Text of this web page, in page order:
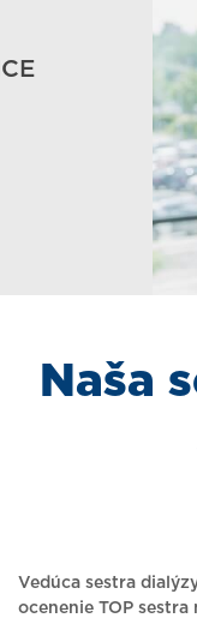
Naša
Vedúca sestra
ocenenie TOP sestra